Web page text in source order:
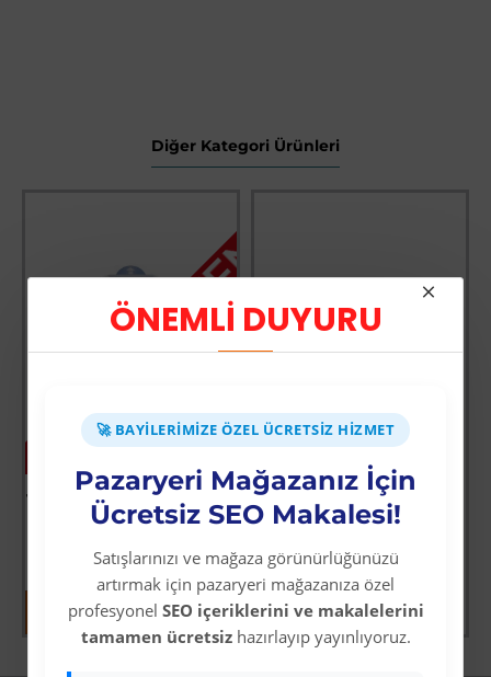
ÖNEMLİ DUYURU
🚀 BAYILERIMIZE ÖZEL ÜCRETSIZ HIZMET
Pazaryeri Mağazanız İçin
Ücretsiz SEO Makalesi!
Satışlarınızı ve mağaza görünürlüğünüzü
artırmak için pazaryeri mağazanıza özel
profesyonel SEO içeriklerini ve makalelerini
tamamen ücretsizhazırlayıp yayınlıyoruz.
Diğer Kategori Ürünleri
STOK TÜKENDİ
Joko Apple İphone 16 Pro Joko Apple Magic 5d Cam - Siyah
Üyelere Özel Fiyat
-64 %
Ey Oğul & Dinin Edepleri
Üyelere Özel Fiyat